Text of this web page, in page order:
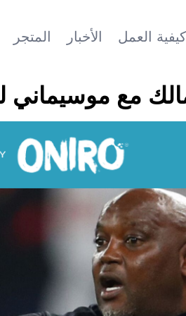
كيفية العمل الأخبار المتجر
مع موسيماني